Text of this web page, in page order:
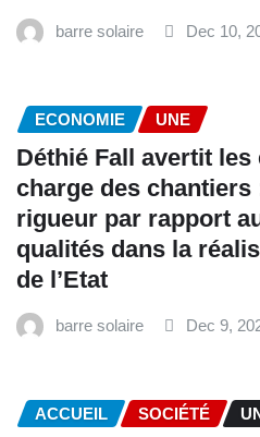
barre solaire Dec 10,
ECONOMIE UNE
Déthié Fall avertit
charge des chantiers
rigueur par rapport
qualités dans la
de l’Etat
barre solaire Dec 9,
ACCUEIL SOCIÉTÉ